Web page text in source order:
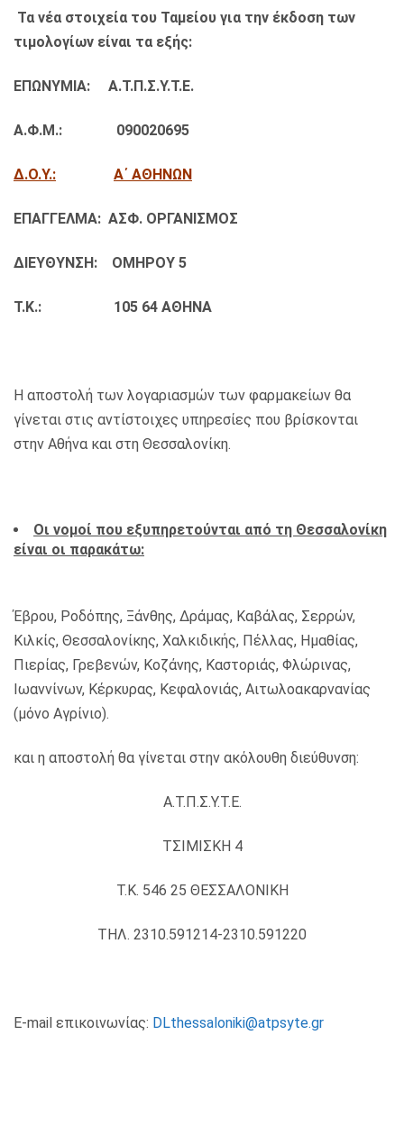
Τα νέα στοιχεία του Ταμείου για την έκδοση των
τιμολογίων είναι τα εξής:
ΕΠΩΝΥΜΙΑ: Α.Τ.Π.Σ.Υ.Τ.Ε.
Α.Φ.Μ.: 090020695
Δ.Ο.Υ.: Α΄ ΑΘΗΝΩΝ
ΕΠΑΓΓΕΛΜΑ: ΑΣΦ. ΟΡΓΑΝΙΣΜΟΣ
ΔΙΕΥΘΥΝΣΗ: ΟΜΗΡΟΥ 5
Τ.Κ.: 105 64 ΑΘΗΝΑ
Η αποστολή των λογαριασμών των φαρμακείων θα
γίνεται στις αντίστοιχες υπηρεσίες που βρίσκονται
στην Αθήνα και στη Θεσσαλονίκη.
Οι νομοί που εξυπηρετούνται από τη Θεσσαλονίκη
είναι οι παρακάτω:
Έβρου, Ροδόπης, Ξάνθης, Δράμας, Καβάλας, Σερρών,
Κιλκίς, Θεσσαλονίκης, Χαλκιδικής, Πέλλας, Ημαθίας,
Πιερίας, Γρεβενών, Κοζάνης, Καστοριάς, Φλώρινας,
Ιωαννίνων, Κέρκυρας, Κεφαλονιάς, Αιτωλοακαρνανίας
(μόνο Αγρίνιο).
και η αποστολή θα γίνεται στην ακόλουθη διεύθυνση:
Α.Τ.Π.Σ.Υ.Τ.Ε.
ΤΣΙΜΙΣΚΗ 4
Τ.Κ. 546 25 ΘΕΣΣΑΛΟΝΙΚΗ
ΤΗΛ. 2310.591214-2310.591220
E-mail επικοινωνίας: DLthessaloniki@atpsyte.gr